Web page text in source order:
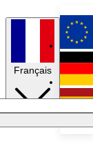
Français